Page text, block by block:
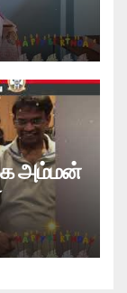
அம்மன்